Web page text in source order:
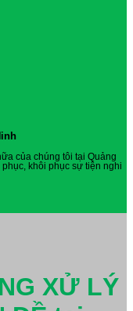
của chúng tôi tại Quảng
khôi phục sự tiện nghi
XỬ LÝ